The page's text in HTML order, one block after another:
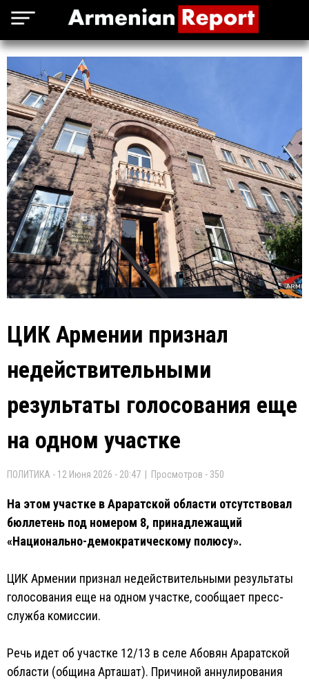
ЦИК Армении признал
недействительными
результаты голосования еще
на одном участке
ПОЛИТИКА - 12 Июня 2026 - 20:47 | Просмотров - 350
На этом участке в Араратской области отсутствовал
бюллетень под номером 8, принадлежащий
«Национально-демократическому полюсу».
ЦИК Армении признал недействительными результаты
голосования еще на одном участке, сообщает пресс-
служба комиссии.
Речь идет об участке 12/13 в селе Абовян Араратской
области (община Арташат). Причиной аннулирования